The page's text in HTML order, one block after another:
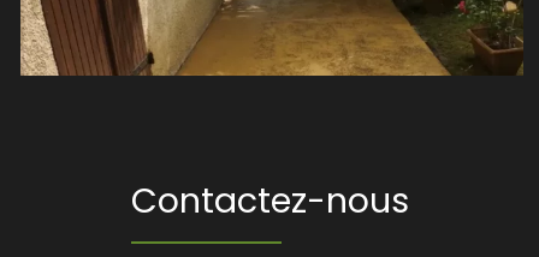
Contactez-nous